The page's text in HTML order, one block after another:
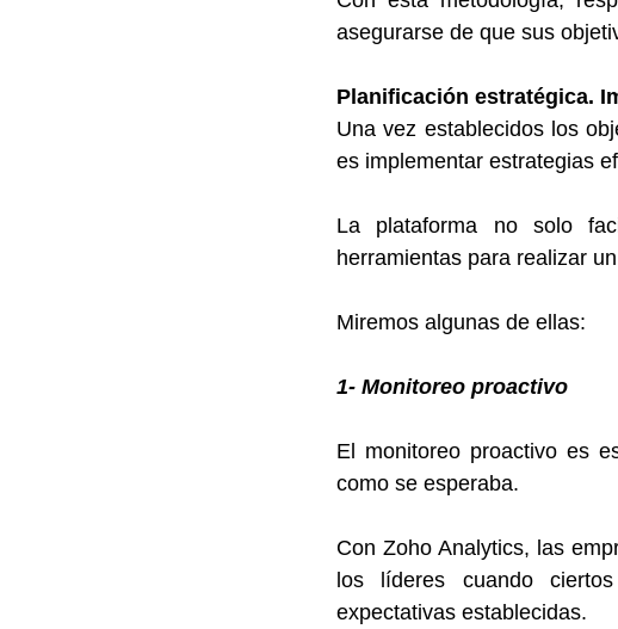
asegurarse de que sus
Planificación estratégica.
Una vez establecidos los
es implementar estrategias
La plataforma no solo
herramientas para realizar
Miremos algunas de ellas:
1- Monitoreo proactivo
El monitoreo proactivo es
como se esperaba.
Con Zoho Analytics, las
los líderes cuando
expectativas establecidas.